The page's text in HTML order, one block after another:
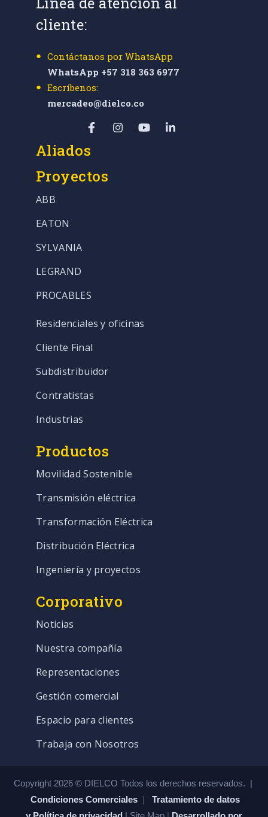
cliente:
Contáctanos por WhatsApp
WhatsApp +57 318 363 6977
Escríbenos:
mercadeo@dielco.co
Aliados
Proyectos
ABB
EATON
SYLVANIA
LEGRAND
PROCABLES
Residenciales y oficinas
Cliente Final
Subdistribuidor
Contratistas
Industrias
Productos
Movilidad Sostenible
Transmisión eléctrica
Transformación Eléctrica
Distribución Eléctrica
Ingeniería y proyectos
Corporativo
Noticias
Nuestra compañía
Representaciones
Gestión comercial
Espacio para clientes
Trabaja con Nosotros
Copyright 2026 © DIELCO Todos los derechos reservados. |
Condiciones Comerciales | Tratamiento de datos